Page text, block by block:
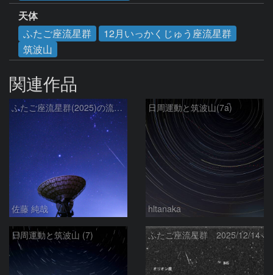
天体
ふたご座流星群
12月いっかくじゅう座流星群
筑波山
関連作品
ふたご座流星群(2025)の流星と冬の星座、さくら宇宙公園のパラボラアンテナ
佐藤 純哉
日周運動と筑波山(7a)
hltanaka
日周運動と筑波山 (7) ふたご座流星群 2025/12/14